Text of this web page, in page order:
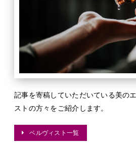
記事を寄稿していただいている美の
ストの方々をご紹介します。
ベルヴィスト一覧